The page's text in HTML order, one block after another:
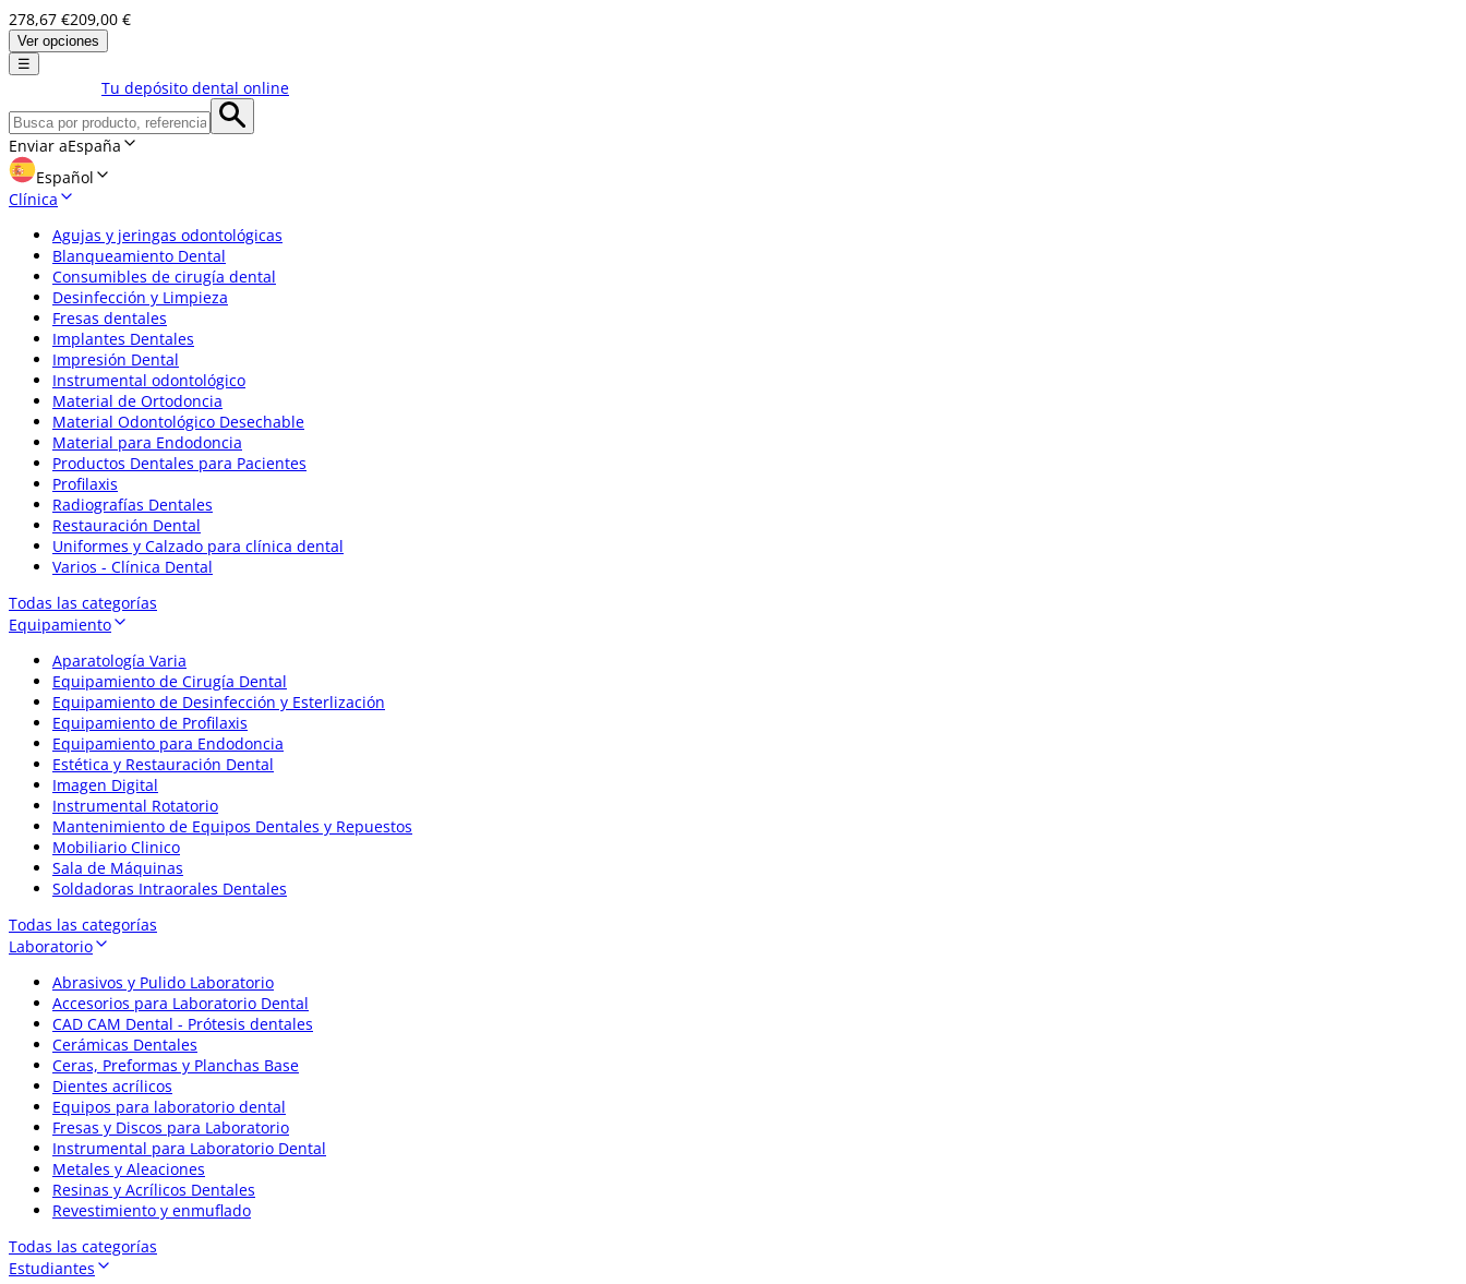
278,67 €209,00 €
Ver opciones
☰
Tu depósito dental online
Enviar aEspaña
Español
Clínica
Agujas y jeringas odontológicas
Blanqueamiento Dental
Consumibles de cirugía dental
Desinfección y Limpieza
Fresas dentales
Implantes Dentales
Impresión Dental
Instrumental odontológico
Material de Ortodoncia
Material Odontológico Desechable
Material para Endodoncia
Productos Dentales para Pacientes
Profilaxis
Radiografías Dentales
Restauración Dental
Uniformes y Calzado para clínica dental
Varios - Clínica Dental
Todas las categorías
Equipamiento
Aparatología Varia
Equipamiento de Cirugía Dental
Equipamiento de Desinfección y Esterlización
Equipamiento de Profilaxis
Equipamiento para Endodoncia
Estética y Restauración Dental
Imagen Digital
Instrumental Rotatorio
Mantenimiento de Equipos Dentales y Repuestos
Mobiliario Clinico
Sala de Máquinas
Soldadoras Intraorales Dentales
Todas las categorías
Laboratorio
Abrasivos y Pulido Laboratorio
Accesorios para Laboratorio Dental
CAD CAM Dental - Prótesis dentales
Cerámicas Dentales
Ceras, Preformas y Planchas Base
Dientes acrílicos
Equipos para laboratorio dental
Fresas y Discos para Laboratorio
Instrumental para Laboratorio Dental
Metales y Aleaciones
Resinas y Acrílicos Dentales
Revestimiento y enmuflado
Todas las categorías
Estudiantes